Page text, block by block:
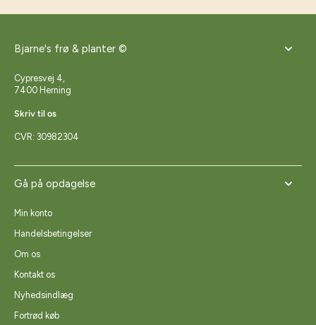
Bjarne's frø & planter ©
Cypresvej 4,
7400 Herning
Skriv til os
CVR: 30982304
Gå på opdagelse
Min konto
Handelsbetingelser
Om os
Kontakt os
Nyhedsindlæg
Fortrød køb